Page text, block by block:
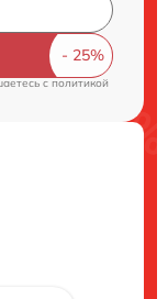
c политикой